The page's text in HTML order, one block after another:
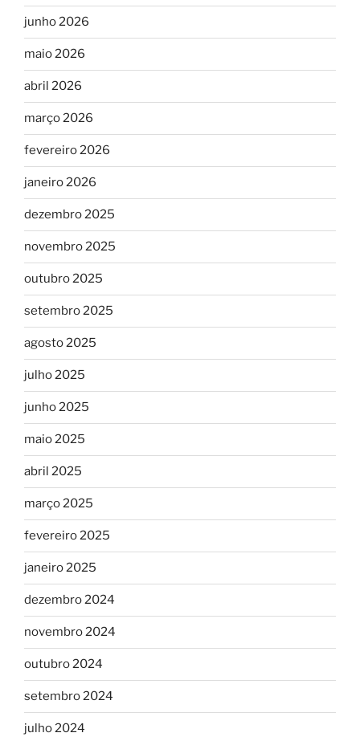
junho 2026
maio 2026
abril 2026
março 2026
fevereiro 2026
janeiro 2026
dezembro 2025
novembro 2025
outubro 2025
setembro 2025
agosto 2025
julho 2025
junho 2025
maio 2025
abril 2025
março 2025
fevereiro 2025
janeiro 2025
dezembro 2024
novembro 2024
outubro 2024
setembro 2024
julho 2024